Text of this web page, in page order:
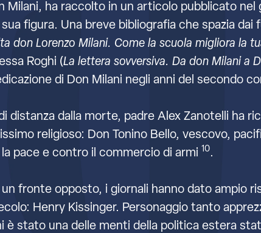
Milani, ha raccolto in un articolo pubblicato
figura. Una breve bibliografia che spazia
don Lorenzo Milani. Come la scuola migliora la
Roghi (La lettera sovversiva. Da don Milani a
di Don Milani negli anni del secondo
distanza dalla morte, padre Alex Zanotelli ha
religioso: Don Tonino Bello, vescovo,
pace e contro il commercio di armi 10.
un fronte opposto, i giornali hanno dato ampio
Henry Kissinger. Personaggio tanto
è stato una delle menti della politica estera